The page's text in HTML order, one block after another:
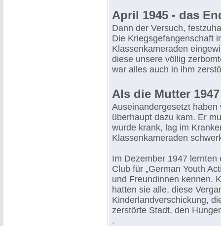
April 1945 - das
Dann der Versuch,
Die Kriegsgefangenschaft
Klassenkameraden
diese unsere völlig
war alles auch in ihm
Als die Mutter
Auseinandergesetzt
überhaupt dazu kam. Er
wurde krank, lag im
Klassenkameraden
Im Dezember 1947
Club für „German Youth
und Freundinnen kennen.
hatten sie alle, diese
Kinderlandverschickung,
zerstörte Stadt, den
.